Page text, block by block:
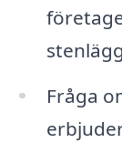
Fråga